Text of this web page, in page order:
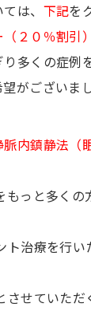
は、 下記を
２０％割引）
多くの症例
がございま
脈内鎮静法（
もっと多く
ト治療を行
させていただ